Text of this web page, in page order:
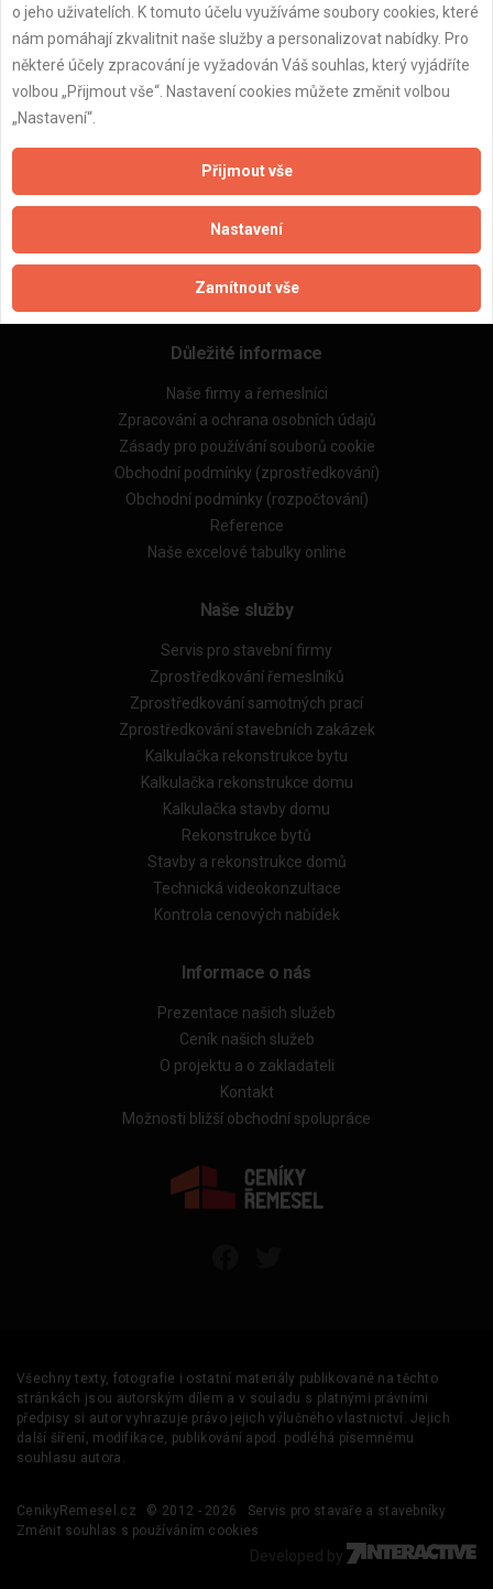
Důležité informace
Naše firmy a řemeslníci
Zpracování a ochrana osobních údajů
Zásady pro používání souborů cookie
Obchodní podmínky (zprostředkování)
Obchodní podmínky (rozpočtování)
Reference
Naše excelové tabulky online
Naše služby
Servis pro stavební firmy
Zprostředkování řemeslníků
Zprostředkování samotných prací
Zprostředkování stavebních zakázek
Kalkulačka rekonstrukce bytu
Kalkulačka rekonstrukce domu
Kalkulačka stavby domu
Rekonstrukce bytů
Stavby a rekonstrukce domů
Technická videokonzultace
Kontrola cenových nabídek
Informace o nás
Prezentace našich služeb
Ceník našich služeb
O projektu a o zakladateli
Kontakt
Možnosti bližší obchodní spolupráce
Všechny texty, fotografie i ostatní materiály publikované na těchto
stránkách jsou autorským dílem a v souladu s platnými právními
předpisy si autor vyhrazuje právo jejich výlučného vlastnictví. Jejich
další šíření, modifikace, publikování apod. podléhá písemnému
souhlasu autora.
CenikyRemesel.cz © 2012 - 2026
Servis pro stavaře a stavebníky
Změnit souhlas s používáním cookies
Developed by
o jeho uživatelích. K tomuto účelu využíváme soubory cookies, které
nám pomáhají zkvalitnit naše služby a personalizovat nabídky. Pro
některé účely zpracování je vyžadován Váš souhlas, který vyjádříte
volbou „Přijmout vše“. Nastavení cookies můžete změnit volbou
„Nastavení“.
Přijmout vše
Nastavení
Zamítnout vše